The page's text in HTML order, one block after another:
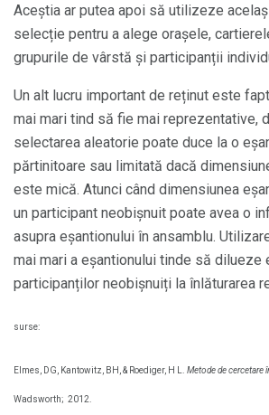
Aceștia ar putea apoi să utilizeze
selecție pentru a alege orașele,
grupurile de vârstă și participanții
Un alt lucru important de reținut este
mai mari tind să fie mai reprezentative,
selectarea aleatorie poate duce la o
părtinitoare sau limitată dacă
este mică. Atunci când dimensiunea
un participant neobișnuit poate avea o
asupra eșantionului în ansamblu.
mai mari a eșantionului tinde să dilueze
participanților neobișnuiți la înlăturarea
surse:
Elmes, DG, Kantowitz, BH, & Roediger, H L. Metode de cercetare
Wadsworth; 2012.